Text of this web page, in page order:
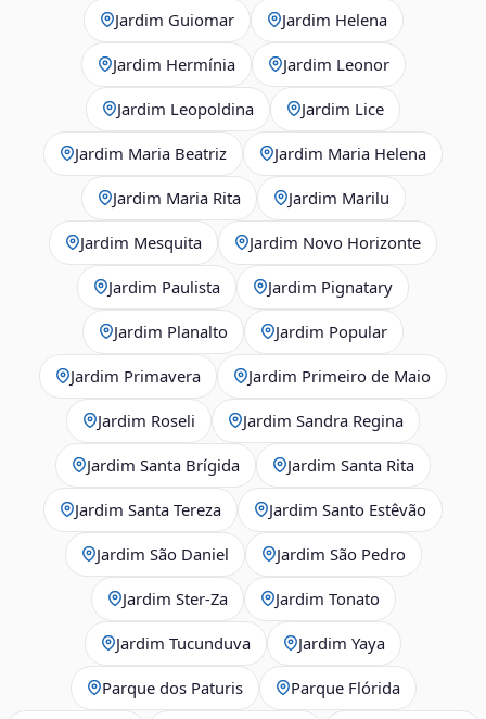
Jardim Guiomar Jardim Helena
Jardim Hermínia Jardim Leonor
Jardim Leopoldina Jardim Lice
Jardim Maria Beatriz Jardim Maria Helena
Jardim Maria Rita Jardim Marilu
Jardim Mesquita Jardim Novo Horizonte
Jardim Paulista Jardim Pignatary
Jardim Planalto Jardim Popular
Jardim Primavera Jardim Primeiro de Maio
Jardim Roseli Jardim Sandra Regina
Jardim Santa Brígida Jardim Santa Rita
Jardim Santa Tereza Jardim Santo Estêvão
Jardim São Daniel Jardim São Pedro
Jardim Ster‑Za Jardim Tonato
Jardim Tucunduva Jardim Yaya
Parque dos Paturis Parque Flórida